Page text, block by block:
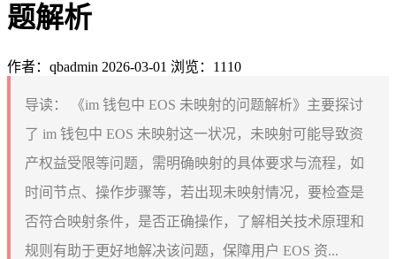
题解析
作者：qbadmin 2026-03-01 浏览：1110
导读：
《im 钱包中 EOS 未映射的问题解析》主要探讨
了 im 钱包中 EOS 未映射这一状况，未映射可能导致资
产权益受限等问题，需明确映射的具体要求与流程，如
时间节点、操作步骤等，若出现未映射情况，要检查是
否符合映射条件，是否正确操作，了解相关技术原理和
规则有助于更好地解决该问题，保障用户 EOS 资...